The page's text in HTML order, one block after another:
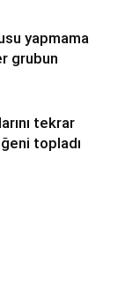
yapmama
grubun
tekrar
topladı